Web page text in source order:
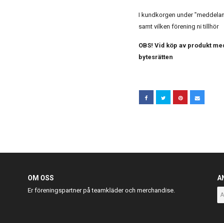
I kundkorgen under
samt vilken förening ni tillhör
OBS! Vid köp av produkt
bytesrätten
OM OSS
Er föreningspartner på teamkläder och merchandise.